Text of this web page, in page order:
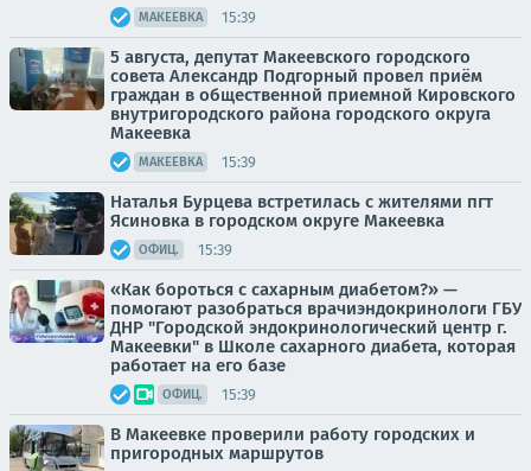
МАКЕЕВКА 15:39
5 августа, депутат Макеевского городского
совета Александр Подгорный провел приём
граждан в общественной приемной Кировского
внутригородского района городского округа
Макеевка
МАКЕЕВКА 15:39
Наталья Бурцева встретилась с жителями пгт
Ясиновка в городском округе Макеевка
ОФИЦ. 15:39
«Как бороться с сахарным диабетом?» —
помогают разобраться врачиэндокринологи ГБУ
ДНР "Городской эндокринологический центр г.
Макеевки" в Школе сахарного диабета, которая
работает на его базе
ОФИЦ. 15:39
В Макеевке проверили работу городских и
пригородных маршрутов